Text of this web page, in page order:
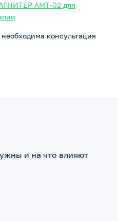
АМТ-02 для
консультация
и на что влияют